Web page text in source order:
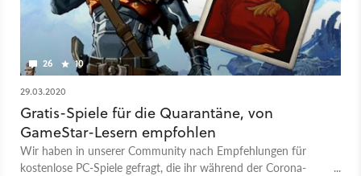
26 10
29.03.2020
Gratis-Spiele für die Quarantäne, von
GameStar-Lesern empfohlen
Wir haben in unserer Community nach Empfehlungen für
kostenlose PC-Spiele gefragt, die ihr während der Corona-